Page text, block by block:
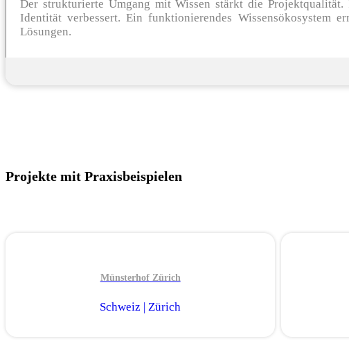
Der strukturierte Umgang mit Wissen stärkt die
Identität verbessert. Ein funktionierendes
Lösungen.
Projekte mit Praxisbeispielen
Münsterhof Zürich
Schweiz | Zürich